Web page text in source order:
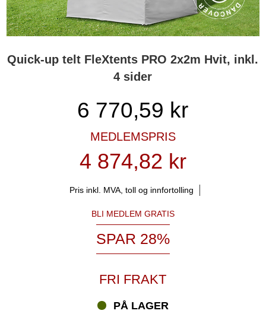
Quick-up telt FleXtents PRO 2x2m Hvit, inkl.
4 sider
6 770,59 kr
MEDLEMSPRIS
4 874,82 kr
Pris inkl. MVA, toll og innfortolling
BLI MEDLEM GRATIS
SPAR 28%
FRI FRAKT
PÅ LAGER